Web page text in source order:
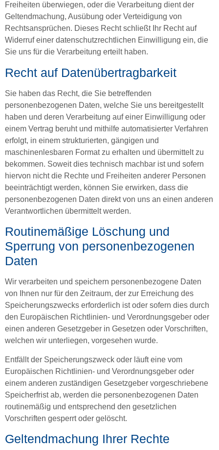
Freiheiten überwiegen, oder die Verarbeitung dient der
Geltendmachung, Ausübung oder Verteidigung von
Rechtsansprüchen. Dieses Recht schließt Ihr Recht auf
Widerruf einer datenschutzrechtlichen Einwilligung ein, die
Sie uns für die Verarbeitung erteilt haben.
Recht auf Datenübertragbarkeit
Sie haben das Recht, die Sie betreffenden
personenbezogenen Daten, welche Sie uns bereitgestellt
haben und deren Verarbeitung auf einer Einwilligung oder
einem Vertrag beruht und mithilfe automatisierter Verfahren
erfolgt, in einem strukturierten, gängigen und
maschinenlesbaren Format zu erhalten und übermittelt zu
bekommen. Soweit dies technisch machbar ist und sofern
hiervon nicht die Rechte und Freiheiten anderer Personen
beeinträchtigt werden, können Sie erwirken, dass die
personenbezogenen Daten direkt von uns an einen anderen
Verantwortlichen übermittelt werden.
Routinemäßige Löschung und
Sperrung von personenbezogenen
Daten
Wir verarbeiten und speichern personenbezogene Daten
von Ihnen nur für den Zeitraum, der zur Erreichung des
Speicherungszwecks erforderlich ist oder sofern dies durch
den Europäischen Richtlinien- und Verordnungsgeber oder
einen anderen Gesetzgeber in Gesetzen oder Vorschriften,
welchen wir unterliegen, vorgesehen wurde.
Entfällt der Speicherungszweck oder läuft eine vom
Europäischen Richtlinien- und Verordnungsgeber oder
einem anderen zuständigen Gesetzgeber vorgeschriebene
Speicherfrist ab, werden die personenbezogenen Daten
routinemäßig und entsprechend den gesetzlichen
Vorschriften gesperrt oder gelöscht.
Geltendmachung Ihrer Rechte